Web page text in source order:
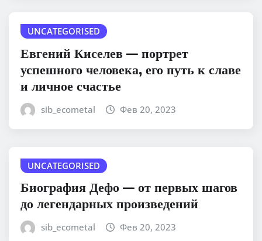
UNCATEGORISED
Евгений Киселев — портрет
успешного человека, его путь к славе
и личное счастье
sib_ecometal Фев 20, 2023
UNCATEGORISED
Биография Дефо — от первых шагов
до легендарных произведений
sib_ecometal Фев 20, 2023